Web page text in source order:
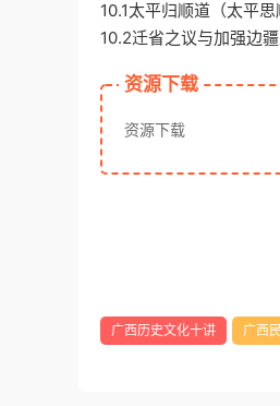
10.1太平归顺道（太平
10.2迁省之议与加强边
资源下载
资源下载
广西历史文化十讲 广西